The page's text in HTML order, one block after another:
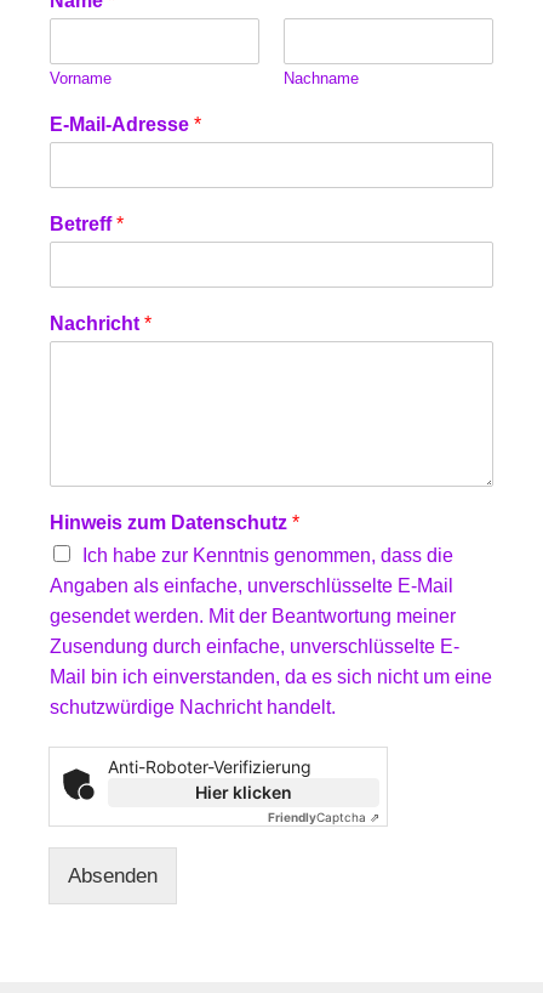
*
Vorname Nachname
E-Mail-Adresse *
Betreff*
Nachricht *
Hinweis zum Datenschutz *
Ich habe zur Kenntnis genommen, dass die
Angaben als einfache, unverschlüsselte E-Mail
gesendet werden. Mit der Beantwortung meiner
Zusendung durch einfache, unverschlüsselte E-
Mail bin ich einverstanden, da es sich nicht um eine
schutzwürdige Nachricht handelt.
Anti-Roboter-Verifizierung
Hier klicken
FriendlyCaptcha ⇗
Absenden